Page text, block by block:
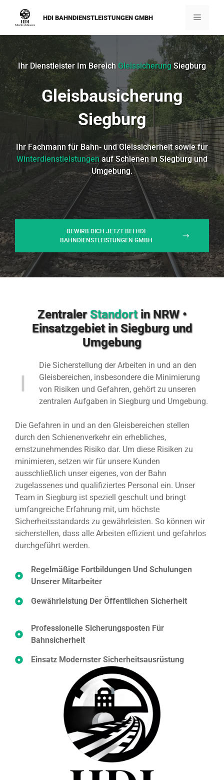
springen
HDI BAHNDIENSTLEISTUNGEN GMBH Menü
Ihr Dienstleister Im Bereich Gleissicherung Siegburg
Gleisbausicherung
Siegburg
Ihr Fachmann für Bahn- und Gleissicherheit sowie für
Winterdienstleistungenauf Schienen in Siegburg und
Umgebung.
BEWIRB DICH JETZT BEI HDI
BAHNDIENSTLEISTUNGEN GMBH
ZentralerStandortin NRW •
Einsatzgebiet in Siegburg und
Umgebung
Die Sicherstellung der Arbeiten in und an den
Gleisbereichen, insbesondere die Minimierung
von Risiken und Gefahren, gehört zu unseren
zentralen Aufgaben in Siegburg und Umgebung.
Die Gefahren in und an den Gleisbereichen stellen
durch den Schienenverkehr ein erhebliches,
ernstzunehmendes Risiko dar. Um diese Risiken zu
minimieren, setzen wir für unsere Kunden
ausschließlich unser eigenes, von der Bahn
zugelassenes und qualifiziertes Personal ein. Unser
Team in Siegburg ist speziell geschult und bringt
umfangreiche Erfahrung mit, um höchste
Sicherheitsstandards zu gewährleisten. So können wir
sicherstellen, dass alle Arbeiten effizient und gefahrlos
durchgeführt werden.
Regelmäßige Fortbildungen Und Schulungen
Unserer Mitarbeiter
Gewährleistung Der Öffentlichen Sicherheit
Professionelle Sicherungsposten Für
Bahnsicherheit
Einsatz Modernster Sicherheitsausrüstung